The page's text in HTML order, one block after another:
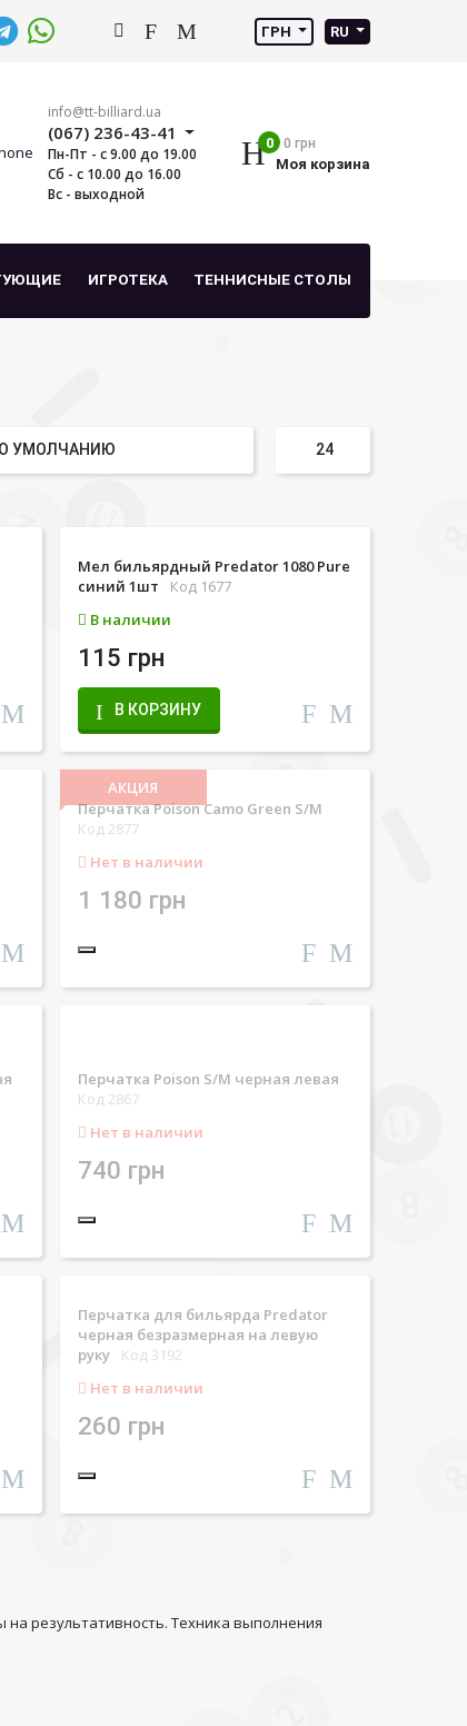
ГРН RU
info@tt-billiard.ua
(067) 236-43-41
Пн-Пт - с 9.00 до 19.00
Сб - с 10.00 до 16.00
Вс - выходной
0 0 грн
Моя корзина
ИГРОТЕКА ТЕННИСНЫЕ СТОЛЫ
Мел бильярдный Predator 1080 Pure
синий 1шт
Код 1677
В наличии
115 грн
В КОРЗИНУ
АКЦИЯ
Перчатка Poison Camo Green S/M
Код 2877
Нет в наличии
1 180 грн
Перчатка Poison S/M черная левая
Код 2867
Нет в наличии
740 грн
Перчатка для бильярда Predator
черная безразмерная на левую
руку
Код 3192
Нет в наличии
260 грн
на результативность. Техника выполнения